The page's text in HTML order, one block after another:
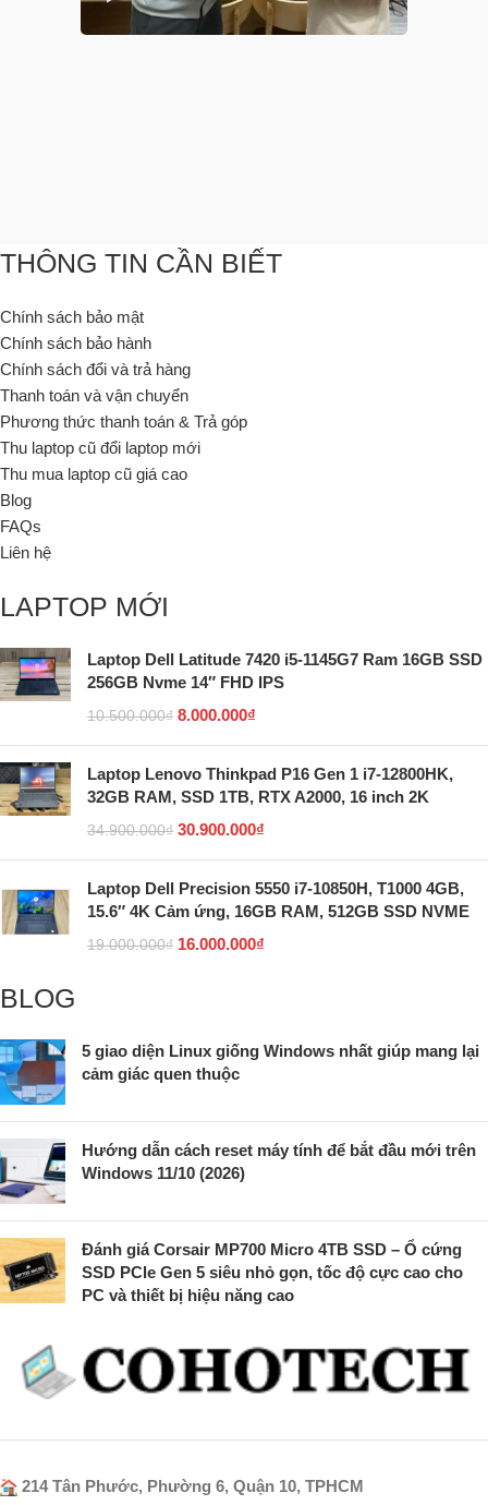
THÔNG TIN CẦN BIẾT
Chính sách bảo mật
Chính sách bảo hành
Chính sách đổi và trả hàng
Thanh toán và vận chuyển
Phương thức thanh toán & Trả góp
Thu laptop cũ đổi laptop mới
Thu mua laptop cũ giá cao
Blog
FAQs
Liên hệ
LAPTOP MỚI
Laptop Dell Latitude 7420 i5-1145G7 Ram 16GB SSD
256GB Nvme 14″ FHD IPS
10.500.000₫ 8.000.000₫
Laptop Lenovo Thinkpad P16 Gen 1 i7-12800HK,
32GB RAM, SSD 1TB, RTX A2000, 16 inch 2K
34.900.000₫ 30.900.000₫
Laptop Dell Precision 5550 i7-10850H, T1000 4GB,
15.6″ 4K Cảm ứng, 16GB RAM, 512GB SSD NVME
19.000.000₫ 16.000.000₫
BLOG
5 giao diện Linux giống Windows nhất giúp mang lại
cảm giác quen thuộc
Hướng dẫn cách reset máy tính để bắt đầu mới trên
Windows 11/10 (2026)
Đánh giá Corsair MP700 Micro 4TB SSD – Ổ cứng
SSD PCIe Gen 5 siêu nhỏ gọn, tốc độ cực cao cho
PC và thiết bị hiệu năng cao
214 Tân Phước, Phường 6, Quận 10, TPHCM